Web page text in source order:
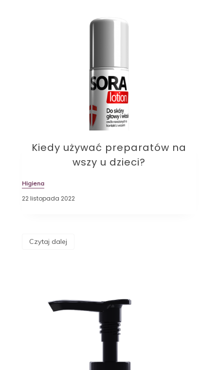
Kiedy używać preparatów na
wszy u dzieci?
Higiena
22 listopada 2022
Czytaj dalej